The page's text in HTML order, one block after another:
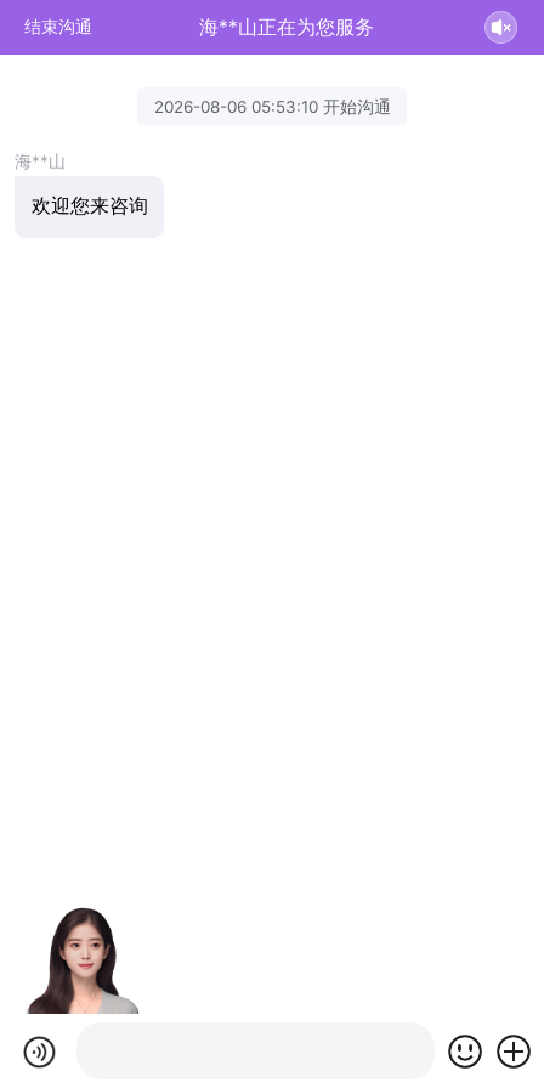
结束沟通 海**山正在为您服务
2026-08-06 05:53:10 开始沟通
海**山
欢迎您来咨询